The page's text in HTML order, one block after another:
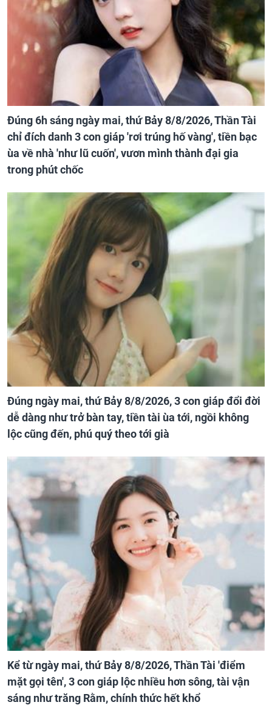
Đúng 6h sáng ngày mai, thứ Bảy 8/8/2026, Thần Tài
chỉ đích danh 3 con giáp 'rơi trúng hố vàng', tiền bạc
ùa về nhà 'như lũ cuốn', vươn mình thành đại gia
trong phút chốc
Đúng ngày mai, thứ Bảy 8/8/2026, 3 con giáp đổi đời
dễ dàng như trở bàn tay, tiền tài ùa tới, ngồi không
lộc cũng đến, phú quý theo tới già
Kể từ ngày mai, thứ Bảy 8/8/2026, Thần Tài 'điểm
mặt gọi tên', 3 con giáp lộc nhiều hơn sông, tài vận
sáng như trăng Rằm, chính thức hết khổ